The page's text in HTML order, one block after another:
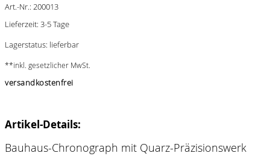
Art.-Nr.: 200013
Lieferzeit: 3-5 Tage
Lagerstatus: lieferbar
**inkl. gesetzlicher MwSt.
versandkostenfrei
Artikel-Details:
Bauhaus-Chronograph mit Quarz-Präzisionswerk